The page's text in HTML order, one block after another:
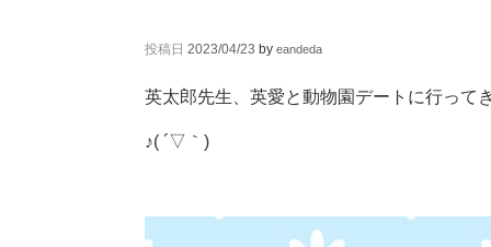
投稿日 2023/04/23 by eandeda
英太郎先生、英愛と動物園デートに行って
♪( ´▽｀)